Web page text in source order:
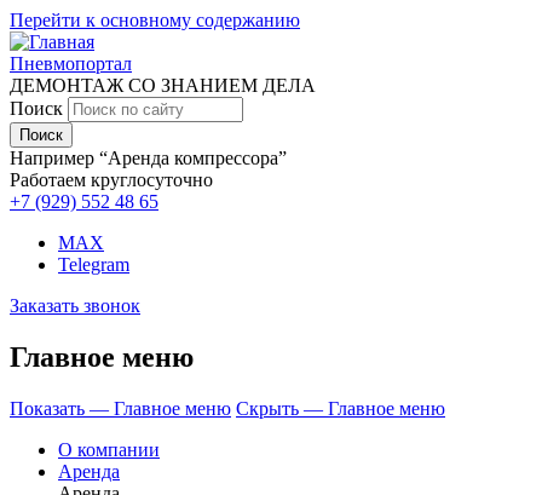
Перейти к основному содержанию
Пневмопортал
ДЕМОНТАЖ СО ЗНАНИЕМ ДЕЛА
Поиск
Например “Аренда компрессора”
Работаем круглосуточно
+7 (929) 552 48 65
MAX
Telegram
Заказать звонок
Главное меню
Показать — Главное меню Скрыть — Главное меню
О компании
Аренда